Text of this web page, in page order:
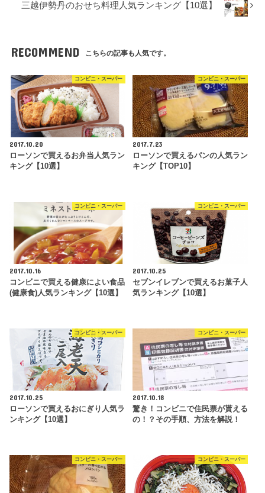
三越伊勢丹のおせち料理人気ランキング【10選】
RECOMMEND こちらの記事も人気です。
コンビニ・スーパー
2017.10.20
ローソンで買えるお弁当人気ラン
キング【10選】
コンビニ・スーパー
2017.7.23
ローソンで買えるパンの人気ラン
キング【TOP10】
コンビニ・スーパー
2017.10.16
コンビニで買える健康によい食品
(健康食)人気ランキング【10選】
コンビニ・スーパー
2017.10.25
セブンイレブンで買えるお菓子人
気ランキング【10選】
コンビニ・スーパー
2017.10.25
ローソンで買えるおにぎり人気ラ
ンキング【10選】
コンビニ・スーパー
2017.10.18
驚き！コンビニで住民票が貰える
の！？その手順、方法を解説！
コンビニ・スーパー コンビニ・スーパー